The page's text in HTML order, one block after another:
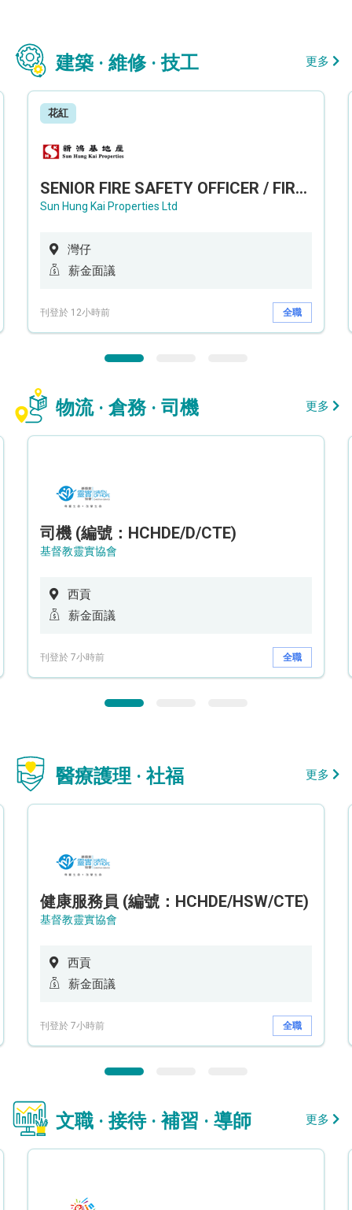
建築 · 維修 · 技工 更多
花紅
SENIOR FIRE SAFETY OFFICER / FIRE SAFETY OFFICER
Sun Hung Kai Properties Ltd
灣仔
薪金面議
刊登於 12小時前 全職
物流 · 倉務 · 司機 更多
司機 (編號：HCHDE/D/CTE)
基督教靈實協會
西貢
薪金面議
刊登於 7小時前 全職
醫療護理 · 社福 更多
健康服務員 (編號：HCHDE/HSW/CTE)
基督教靈實協會
西貢
薪金面議
刊登於 7小時前 全職
文職 · 接待 · 補習 · 導師 更多